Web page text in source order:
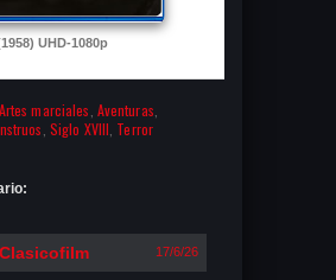
UHD-1080p
Artes marciales Aventuras
Siglo XVIII Terror
Clasicofilm 17/6/26